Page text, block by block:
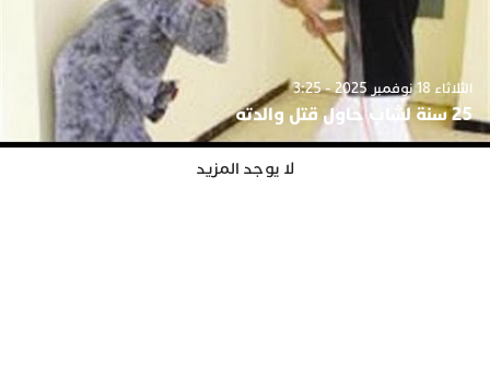
الثلاثاء 18 نوفمبر 2025 - 3:25
25 سنة لشاب حاول قتل والدته
لا يوجد المزيد